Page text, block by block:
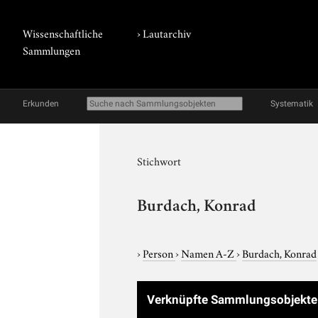
Wissenschaftliche
Sammlungen
›Lautarchiv
Erkunden Systematik
Stichwort
Burdach, Konrad
›Person›Namen A-Z›Burdach, Konrad
Verknüpfte Sammlungsobjekte